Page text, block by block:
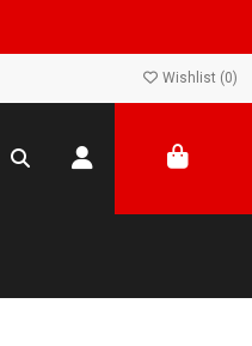
— ORDINI EVASI A
Wishlist (0)